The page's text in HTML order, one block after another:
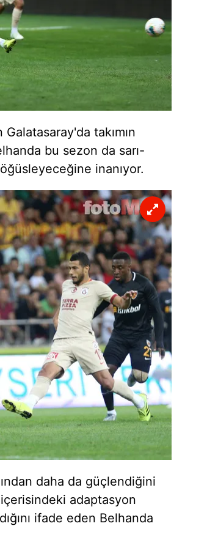
bilgi almak için lütfen
takımın
bu sezon da sarı-
inanıyor.
daha da güçlendiğini
adaptasyon
ifade eden Belhanda